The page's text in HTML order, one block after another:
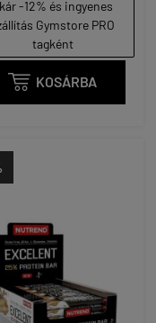
-12% és ingyenes
Gymstore PRO
tagként
 KOSÁRBA